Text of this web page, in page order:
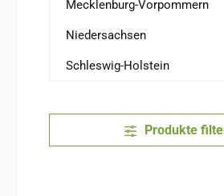
Mecklenburg-Vorpommern
Niedersachsen
Schleswig-Holstein
Produkte